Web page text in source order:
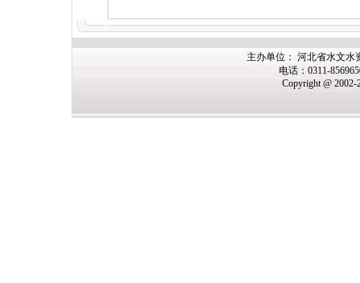
主办单位： 河北省水文水
电话：0311-
Copyright @ 2002-